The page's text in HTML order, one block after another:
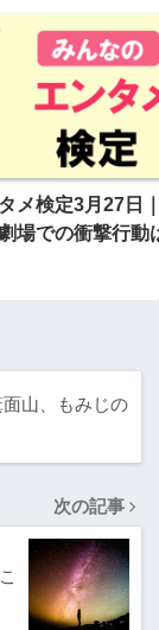
メ検定3月27日
場での衝撃行動
山、もみじの
次の記事